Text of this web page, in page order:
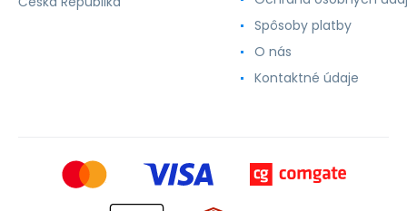
Spôsoby platby
O nás
Kontaktné údaje